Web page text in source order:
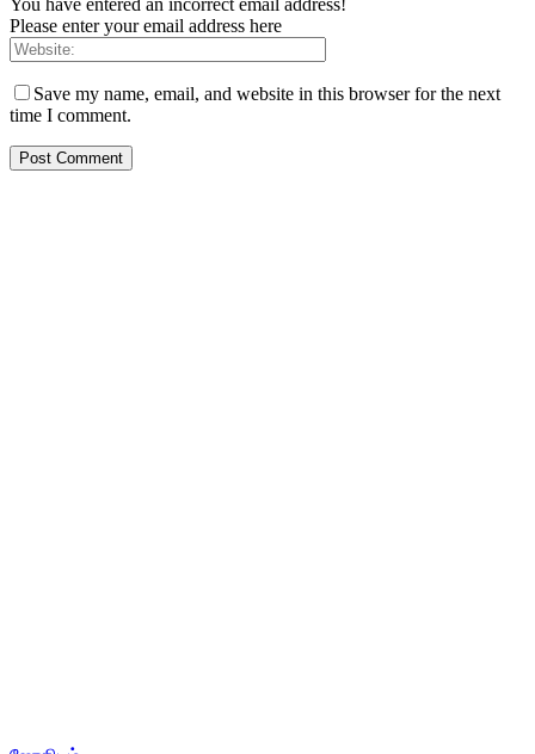
You have entered an incorrect email address!
Please enter your email address here
Save my name, email, and website in this browser for the next
time I comment.